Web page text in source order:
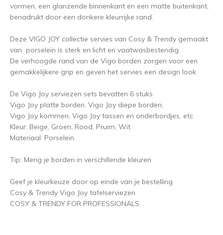
vormen, een glanzende binnenkant en een matte buitenkant,
benadrukt door een donkere kleurrijke rand.
Deze VIGO JOY collectie servies van Cosy & Trendy gemaakt
van porselein is sterk en licht en vaatwasbestendig.
De verhoogde rand van de Vigo borden zorgen voor een
gemakkelijkere grip en geven het servies een design look
De Vigo Joy serviezen sets bevatten 6 stuks
Vigo Joy platte borden, Vigo Joy diepe borden,
Vigo Joy kommen, Vigo Joy tassen en onderbordjes, etc
Kleur: Beige, Groen, Rood, Pruim, Wit
Materiaal: Porselein
Tip: Meng je borden in verschillende kleuren
Geef je kleurkeuze door op einde van je bestelling
Cosy & Trendy Vigo Joy tafelserviezen
COSY & TRENDY FOR PROFESSIONALS